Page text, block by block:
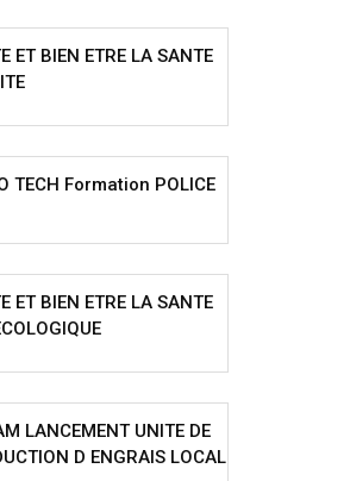
ET BIEN ETRE LA SANTE
TECH Formation POLICE
ET BIEN ETRE LA SANTE
LANCEMENT UNITE DE
D ENGRAIS LOCAL